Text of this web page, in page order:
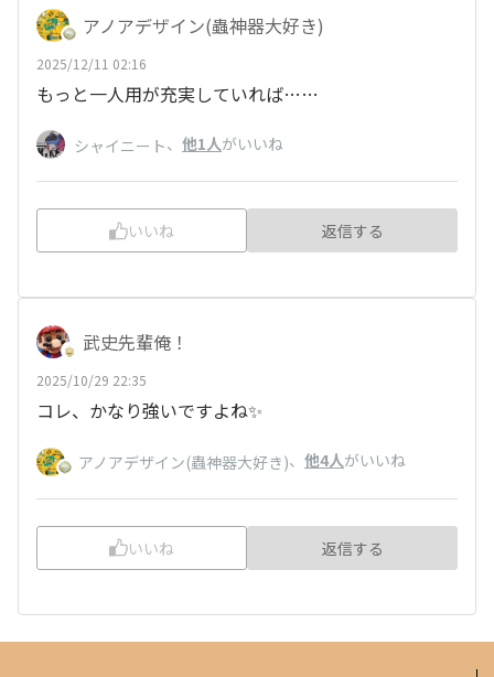
アノアデザイン(蟲神器大好き)
2025/12/11 02:16
もっと一人用が充実していれば……
シャイニート、 他1人がいいね
いいね 返信する
武史先輩俺！
2025/10/29 22:35
コレ、かなり強いですよね✨
アノアデザイン(蟲神器大好き)、 他4人がいいね
いいね 返信する